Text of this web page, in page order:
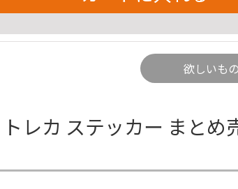
欲しいも
レカ ステッカー まとめ